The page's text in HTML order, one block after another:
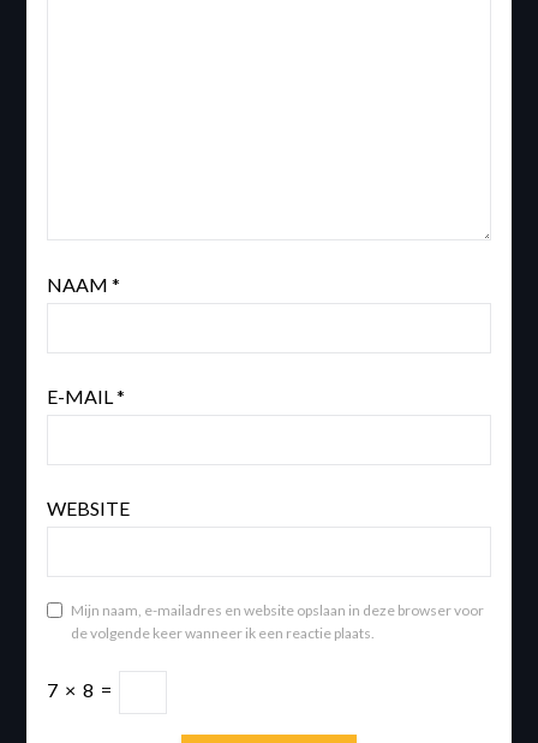
NAAM *
E-MAIL*
WEBSITE
Mijn naam, e-mailadres en website opslaan in deze browser voor
de volgende keer wanneer ik een reactie plaats.
7 × 8 =